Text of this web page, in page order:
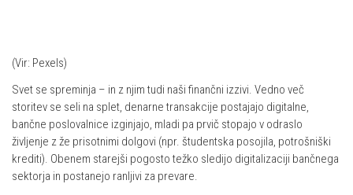
(Vir: Pexels)
Svet se spreminja – in z njim tudi naši finančni izzivi. Vedno več
storitev se seli na splet, denarne transakcije postajajo digitalne,
bančne poslovalnice izginjajo, mladi pa prvič stopajo v odraslo
življenje z že prisotnimi dolgovi (npr. študentska posojila, potrošniški
krediti). Obenem starejši pogosto težko sledijo digitalizaciji bančnega
sektorja in postanejo ranljivi za prevare.